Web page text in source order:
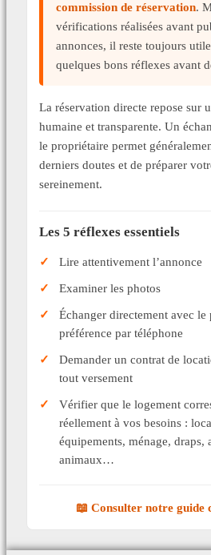
commission de réservation.
vérifications réalisées avant
annonces, il reste toujours
quelques bons réflexes avant
La réservation directe repose sur
humaine et transparente. Un
le propriétaire permet
derniers doutes et de préparer
sereinement.
Les 5 réflexes essentiels
Lire attentivement l’annonce
Examiner les photos
Échanger directement avec le
préférence par téléphone
Demander un contrat de
tout versement
Vérifier que le logement
réellement à vos besoins :
équipements, ménage, draps,
animaux…
📖 Consulter notre guide